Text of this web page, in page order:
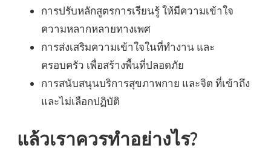
การปรับหลักสูตรการเรียนรู้ ให้มีความเข้าใจ
ความหลากหลายทางเพศ
การส่งเสริมความเข้าใจในที่ทำงาน และ
ครอบครัว เพื่อสร้างพื้นที่ปลอดภัย
การสนับสนุนบริการสุขภาพกาย และจิต ที่เข้าถึง
และไม่เลือกปฏิบัติ
แล้วเราควรทำอย่างไร?